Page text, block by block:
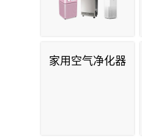
家用空气净化器